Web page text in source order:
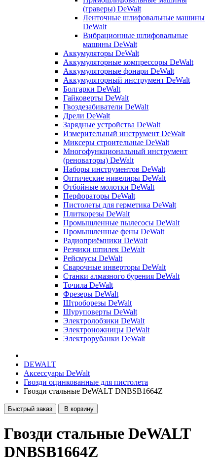
(граверы) DeWalt
Ленточные шлифовальные машины
DeWalt
Вибрационные шлифовальные
машины DeWalt
Аккумуляторы DeWalt
Аккумуляторные компрессоры DeWalt
Аккумуляторные фонари DeWalt
Аккумуляторный инструмент DeWalt
Болгарки DeWalt
Гайковерты DeWalt
Гвоздезабиватели DeWalt
Дрели DeWalt
Зарядные устройства DeWalt
Измерительный инструмент DeWalt
Миксеры строительные DeWalt
Многофункциональный инструмент
(реноваторы) DeWalt
Наборы инструментов DeWalt
Оптические нивелиры DeWalt
Отбойные молотки DeWalt
Перфораторы DeWalt
Пистолеты для герметика DeWalt
Плиткорезы DeWalt
Промышленные пылесосы DeWalt
Промышленные фены DeWalt
Радиоприёмники DeWalt
Резчики шпилек DeWalt
Рейсмусы DeWalt
Сварочные инверторы DeWalt
Станки алмазного бурения DeWalt
Точила DeWalt
Фрезеры DeWalt
Штроборезы DeWalt
Шуруповерты DeWalt
Электролобзики DeWalt
Электроножницы DeWalt
Электрорубанки DeWalt
DEWALT
Аксессуары DeWalt
Гвозди оцинкованные для пистолета
Гвозди стальные DeWALT DNBSB1664Z
Быстрый заказ В корзину
Гвозди стальные DeWALT
DNBSB1664Z